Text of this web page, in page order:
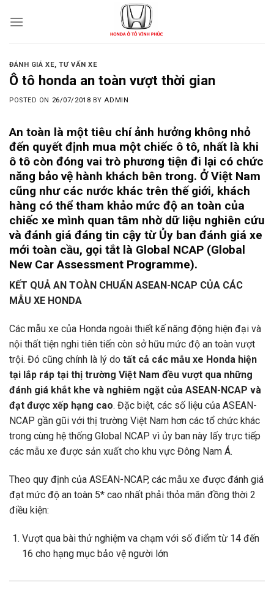
ĐÁNH GIÁ XE,TƯ VẤN XE
Ô tô honda an toàn vượt thời gian
POSTED ON 26/07/2018 BYADMIN
An toàn là một tiêu chí ảnh hưởng không nhỏ
đến quyết định mua một chiếc ô tô, nhất là khi
ô tô còn đóng vai trò phương tiện đi lại có chức
năng bảo vệ hành khách bên trong. Ở Việt Nam
cũng như các nước khác trên thế giới, khách
hàng có thể tham khảo mức độ an toàn của
chiếc xe mình quan tâm nhờ dữ liệu nghiên cứu
và đánh giá đáng tin cậy từ Ủy ban đánh giá xe
mới toàn cầu, gọi tắt là Global NCAP (Global
New Car Assessment Programme).
KẾT QUẢ AN TOÀN CHUẨN ASEAN-NCAP CỦA CÁC
MẪU XE HONDA
Các mẫu xe của Honda ngoài thiết kế năng động hiện đại và
nội thất tiện nghi tiên tiến còn sở hữu mức độ an toàn vượt
trội. Đó cũng chính là lý do tất cả các mẫu xe Honda hiện
tại lắp ráp tại thị trường Việt Nam đều vượt qua những
đánh giá khắt khe và nghiêm ngặt của ASEAN-NCAP và
đạt được xếp hạng cao. Đặc biệt, các số liệu của ASEAN-
NCAP gần gũi với thị trường Việt Nam hơn các tổ chức khác
trong cùng hệ thống Global NCAP vì ủy ban này lấy trực tiếp
các mẫu xe được sản xuất cho khu vực Đông Nam Á.
Theo quy định của ASEAN-NCAP, các mẫu xe được đánh giá
đạt mức độ an toàn 5* cao nhất phải thỏa mãn đồng thời 2
điều kiện:
Vượt qua bài thử nghiệm va chạm với số điểm từ 14 đến
16 cho hạng mục bảo vệ người lớn